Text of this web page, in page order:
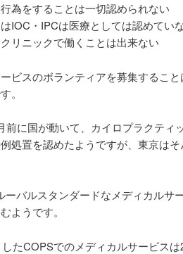
為をすることは一切認められない
IOC・IPCは医療としては認めてい
リニックで働くことは出来ない
ビスのボランティアを募集するこ
。
前に国が動いて、カイロプラクティ
処置を認めたようですが、東京は
バルスタンダードなメディカルサ
ようです。
たCOPSでのメディカルサービス